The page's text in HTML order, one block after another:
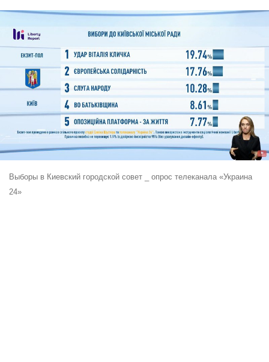
Выборы в Киевский городской совет _ опрос телеканала «Украина
24»